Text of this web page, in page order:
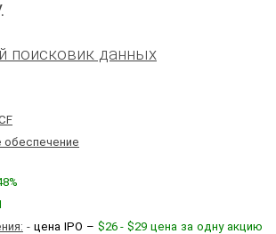
поисковик данных
- цена IPO – $26 - $29 цена за одну акцию